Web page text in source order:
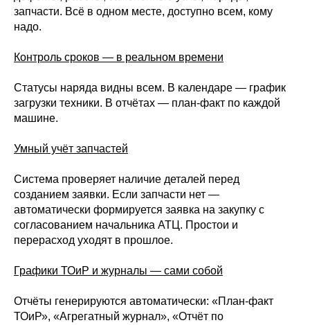
запчасти. Всё в одном месте, доступно всем, кому
надо.
Контроль сроков — в реальном времени
Статусы наряда видны всем. В календаре — график
загрузки техники. В отчётах — план-факт по каждой
машине.
Умный учёт запчастей
Система проверяет наличие деталей перед
созданием заявки. Если запчасти нет —
автоматически формируется заявка на закупку с
согласованием начальника АТЦ. Простои и
перерасход уходят в прошлое.
Графики ТОиР и журналы — сами собой
Отчёты генерируются автоматически: «План-факт
ТОиР», «Агрегатный журнал», «Отчёт по